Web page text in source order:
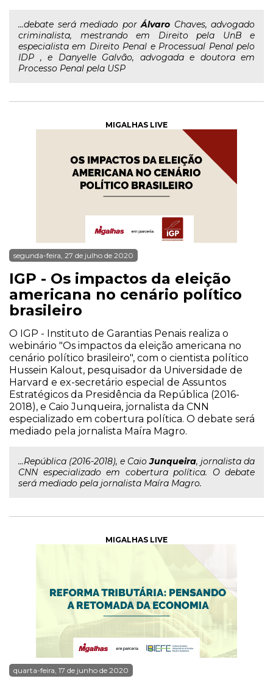
...debate será mediado porÁlvaro Chaves, advogado
criminalista, mestrando em Direito pela UnB e
especialista em Direito Penal e Processual Penal pelo
IDP , e Danyelle Galvão, advogada e doutora em
Processo Penal pela USP
MIGALHAS LIVE
segunda-feira, 27 de julho de 2020
IGP - Os impactos da eleição
americana no cenário político
brasileiro
O IGP - Instituto de Garantias Penais realiza o
webinário "Os impactos da eleição americana no
cenário político brasileiro", com o cientista político
Hussein Kalout, pesquisador da Universidade de
Harvard e ex-secretário especial de Assuntos
Estratégicos da Presidência da República (2016-
2018), e Caio Junqueira, jornalista da CNN
especializado em cobertura política. O debate será
mediado pela jornalista Maíra Magro.
...República (2016-2018), e CaioJunqueira, jornalista da
CNN especializado em cobertura política. O debate
será mediado pela jornalista Maíra Magro.
MIGALHAS LIVE
quarta-feira, 17 de junho de 2020